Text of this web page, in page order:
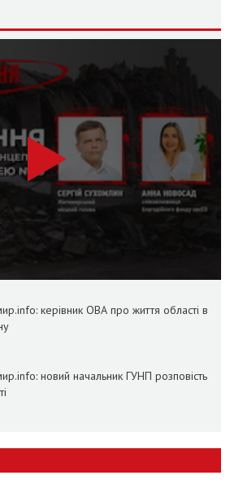
керівник ОВА про життя області в
новий начальник ГУНП розповість